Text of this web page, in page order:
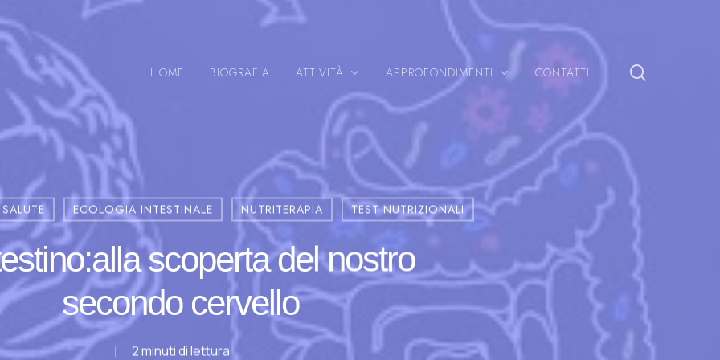
HOME BIOGRAFIA ATTIVITÀ APPROFONDIMENTI CONTATTI
ECOLOGIA INTESTINALE NUTRITERAPIA TEST NUTRIZIONALI
scoperta del nostro
secondo cervello
2 minuti di lettura